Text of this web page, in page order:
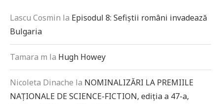
Lascu Cosmin la Episodul 8: Sefiștii români invadează
Bulgaria
Tamara m la Hugh Howey
Nicoleta Dinache la NOMINALIZĂRI LA PREMIILE
NAȚIONALE DE SCIENCE-FICTION, ediția a 47-a,